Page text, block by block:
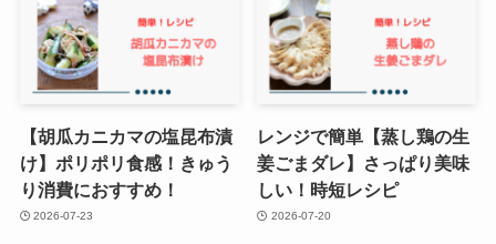
【胡瓜カニカマの塩昆布漬
け】ポリポリ食感！きゅう
り消費におすすめ！
2026-07-23
レンジで簡単【蒸し鶏の生
姜ごまダレ】さっぱり美味
しい！時短レシピ
2026-07-20